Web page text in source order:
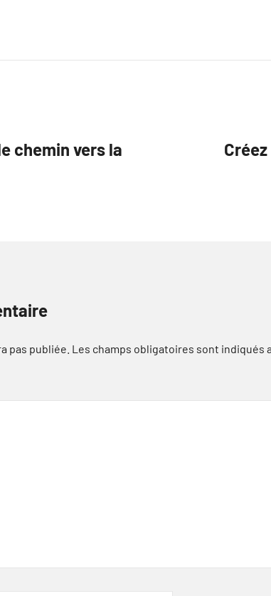
chemin vers la
pas publiée. Les champs obligatoires sont indiqués